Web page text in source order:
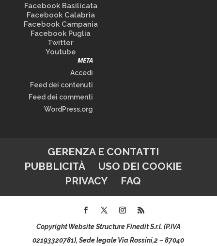
Facebook Basilicata
Facebook Calabria
Facebook Campania
Facebook Puglia
Twitter
Youtube
META
Accedi
Feed dei contenuti
Feed dei commenti
WordPress.org
GERENZA E CONTATTI
PUBBLICITÀ
USO DEI COOKIE
PRIVACY
FAQ
Copyright Website Structure Finedit S.r.l. (P.IVA
02193320781), Sede legale Via Rossini,2 – 87040